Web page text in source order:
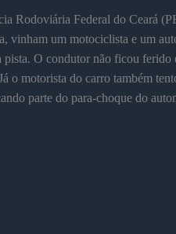
Rodoviária Federal do Ceará
vinham um motociclista e um
pista. O condutor não ficou ferido
o motorista do carro também
parte do para-choque do